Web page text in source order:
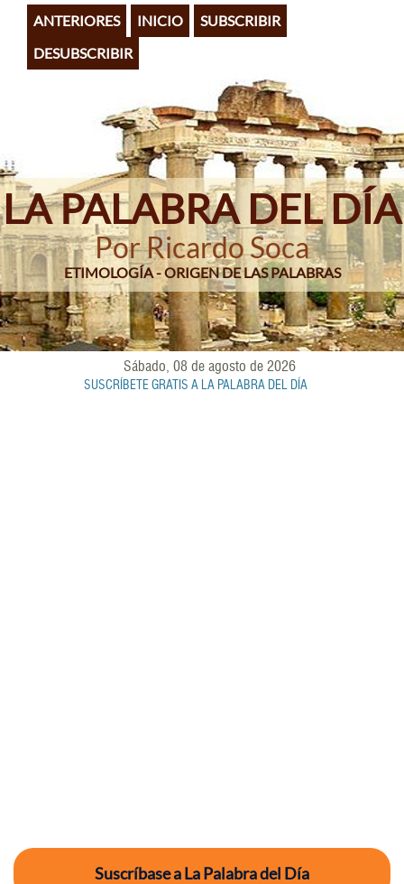
Pasar
contenido
principal
ANTERIORES INICIO
SUBSCRIBIR
DESUBSCRIBIR
LA PALABRA DEL DÍA
Por Ricardo Soca
ETIMOLOGÍA - ORIGEN DE LAS PALABRAS
Sábado, 08 de agosto de 2026
SUSCRÍBETE GRATIS A LA PALABRA DEL DÍA
Suscríbase a La Palabra del Día